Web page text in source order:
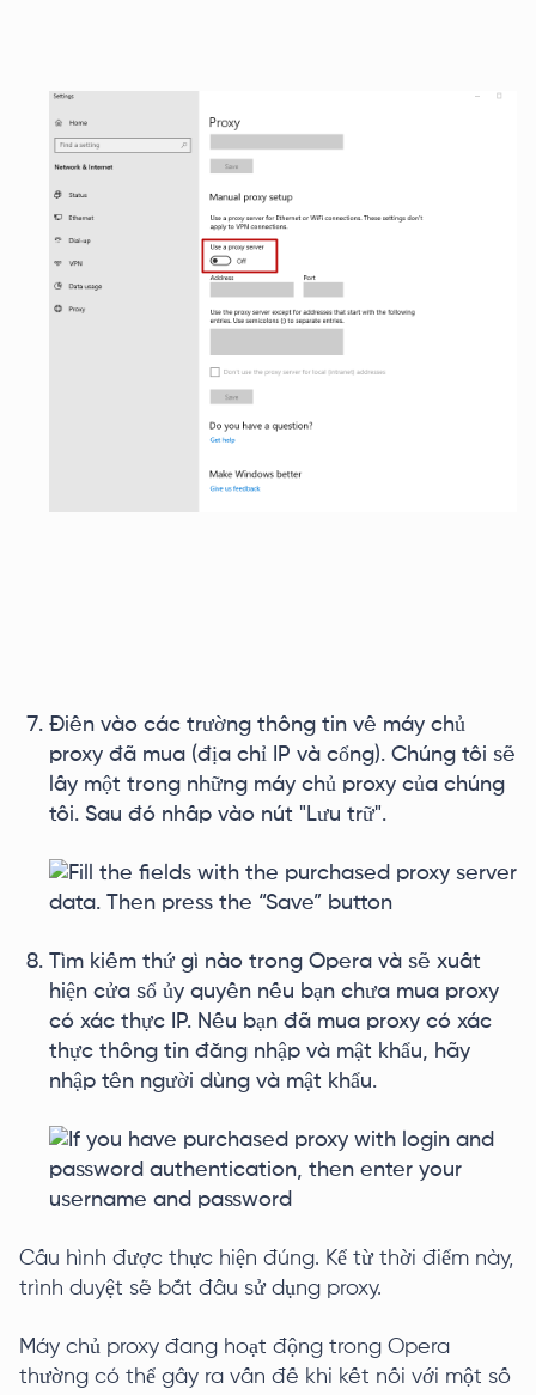
Điền vào các trường thông tin về máy chủ
proxy đã mua (địa chỉ IP và cổng). Chúng tôi sẽ
lấy một trong những máy chủ proxy của chúng
tôi. Sau đó nhấp vào nút "Lưu trữ".
Tìm kiếm thứ gì nào trong Opera và sẽ xuất
hiện cửa sổ ủy quyền nếu bạn chưa mua proxy
có xác thực IP. Nếu bạn đã mua proxy có xác
thực thông tin đăng nhập và mật khẩu, hãy
nhập tên người dùng và mật khẩu.
Cấu hình được thực hiện đúng. Kể từ thời điểm này,
trình duyệt sẽ bắt đầu sử dụng proxy.
Máy chủ proxy đang hoạt động trong Opera
thường có thể gây ra vấn đế khi kết nối với một số